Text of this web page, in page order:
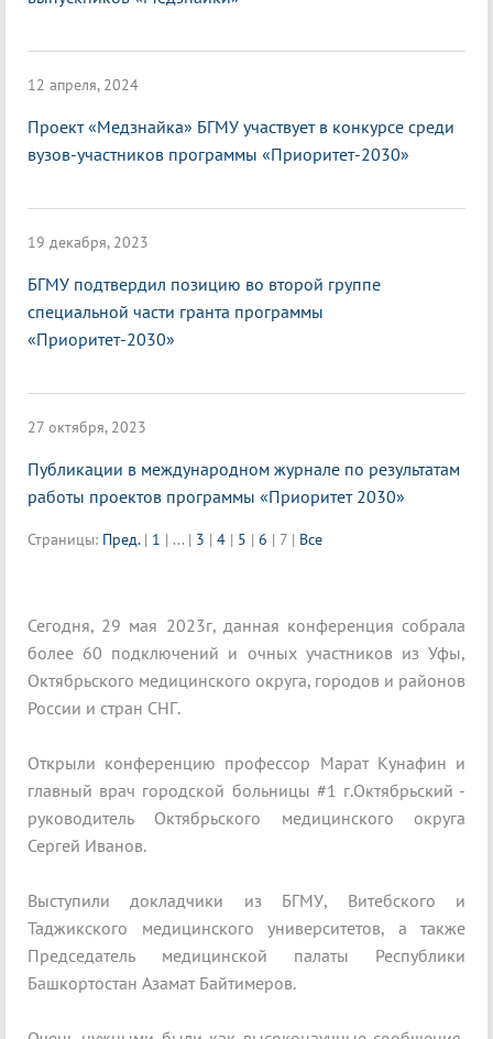
12 апреля, 2024
Проект «Медзнайка» БГМУ участвует в конкурсе среди
вузов-участников программы «Приоритет-2030»
19 декабря, 2023
БГМУ подтвердил позицию во второй группе
специальной части гранта программы
«Приоритет-2030»
27 октября, 2023
Публикации в международном журнале по результатам
работы проектов программы «Приоритет 2030»
Страницы: Пред. | 1 | ... | 3 | 4 | 5 | 6 | 7 | Все
Сегодня, 29 мая 2023г, данная конференция собрала
более 60 подключений и очных участников из Уфы,
Октябрьского медицинского округа, городов и районов
России и стран СНГ.
Открыли конференцию профессор Марат Кунафин и
главный врач городской больницы #1 г.Октябрьский -
руководитель Октябрьского медицинского округа
Сергей Иванов.
Выступили докладчики из БГМУ, Витебского и
Таджикского медицинского университетов, а также
Председатель медицинской палаты Республики
Башкортостан Азамат Байтимеров.